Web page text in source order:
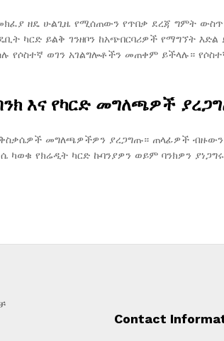
ዘዴ ሁልጊዜ የሚሰጠውን የጥበቃ ደረጃ ግምት
ካርድ ይልቅ ገንዘቦን ከአጭበርባሪዎች የማግኘት
የሶስተኛ ወገን አገልግሎቶችን መጠቀም ይችላሉ።
እና የካርድ መግለጫዎች
መግለጫዎችዎን ያረጋግጡ። ጠላፊዎች
ካወቁ የክሬዲት ካርድ ኩባንያዎን ወይም ባንክዎን
Contact